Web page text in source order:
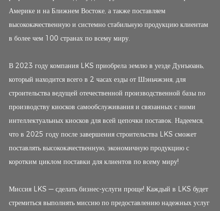
Америке и на Ближнем Востоке, а также поставляем
высококачественную и системно стабильную продукцию клиентам
в более чем 100 странах по всему миру.
В 2023 году компания LKS приобрела землю в уезде Дунъюань,
который находится всего в 2 часах езды от Шэньчжэня, для
строительства ведущей отечественной производственной базы по
производству киосков самообслуживания и связанных с ними
интеллектуальных киосков для всей цепочки поставок. Надеемся,
что в 2025 году после завершения строительства LKS сможет
поставлять высококачественную, экономичную продукцию с
коротким циклом поставки для клиентов по всему миру!
Миссия LKS — сделать бизнес-услуги проще! Каждый в LKS будет
стремиться выполнять миссию по предоставлению надежных услуг